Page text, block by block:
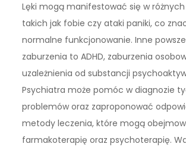
Lęki mogą manifestować się w
takich jak fobie czy ataki paniki, co
normalne funkcjonowanie. Inne
zaburzenia to ADHD, zaburzenia
uzależnienia od substancji
Psychiatra może pomóc w diagnozie
problemów oraz zaproponować
metody leczenia, które mogą
farmakoterapię oraz psychoterapię.